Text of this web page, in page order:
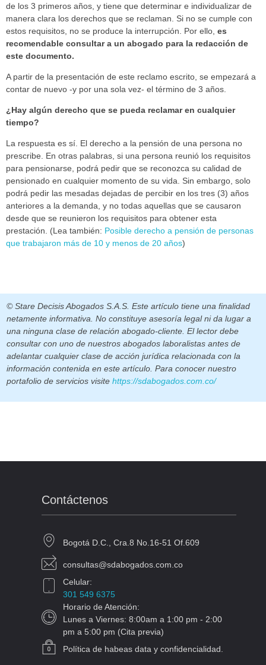
de los 3 primeros años, y tiene que determinar e individualizar de
manera clara los derechos que se reclaman. Si no se cumple con
estos requisitos, no se produce la interrupción. Por ello, es
recomendable consultar a un abogado para la redacción de
este documento.
A partir de la presentación de este reclamo escrito, se empezará a
contar de nuevo -y por una sola vez- el término de 3 años.
¿Hay algún derecho que se pueda reclamar en cualquier
tiempo?
La respuesta es sí. El derecho a la pensión de una persona no
prescribe. En otras palabras, si una persona reunió los requisitos
para pensionarse, podrá pedir que se reconozca su calidad de
pensionado en cualquier momento de su vida. Sin embargo, solo
podrá pedir las mesadas dejadas de percibir en los tres (3) años
anteriores a la demanda, y no todas aquellas que se causaron
desde que se reunieron los requisitos para obtener esta
prestación. (Lea también: Posible derecho a pensión de personas
que trabajaron más de 10 y menos de 20 años)
© Stare Decisis Abogados S.A.S. Este artículo tiene una finalidad
netamente informativa. No constituye asesoría legal ni da lugar a
una ninguna clase de relación abogado-cliente. El lector debe
consultar con uno de nuestros abogados laboralistas antes de
adelantar cualquier clase de acción jurídica relacionada con la
información contenida en este artículo. Para conocer nuestro
portafolio de servicios visite https://sdabogados.com.co/
Contáctenos
Bogotá D.C., Cra.8 No.16-51 Of.609
consultas@sdabogados.com.co
Celular:
301 549 6375
Horario de Atención:
Lunes a Viernes: 8:00am a 1:00 pm - 2:00
pm a 5:00 pm (Cita previa)
Política de habeas data y confidencialidad.